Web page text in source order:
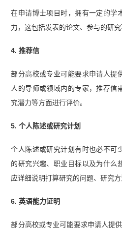
在申请博士项目时，拥有一定的学
力，这包括发表的论文、参与的研究
4. 推荐信
部分高校或专业可能要求申请人提
人的导师或领域内的专家，推荐信
究潜力等方面进行评价。
5. 个人陈述或研究计划
个人陈述或研究计划有时也必不可
的研究兴趣、职业目标以及为什么
应详细说明打算研究的问题、研究方
6. 英语能力证明
部分高校或专业可能要求申请人提